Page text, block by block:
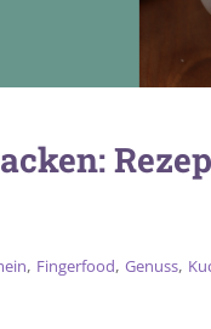
, Fingerfood, Genuss,